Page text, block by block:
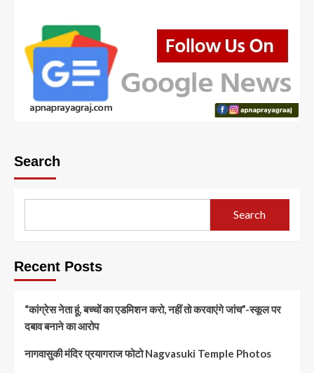
Search
Search
Recent Posts
“कांग्रेस नेता हूं, बच्चों का एडमिशन करो, नहीं तो करवाएंगे जांच”-स्कूल पर
दबाव बनाने का आरोप
नागवासुकी मंदिर प्रयागराज फोटो Nagvasuki Temple Photos